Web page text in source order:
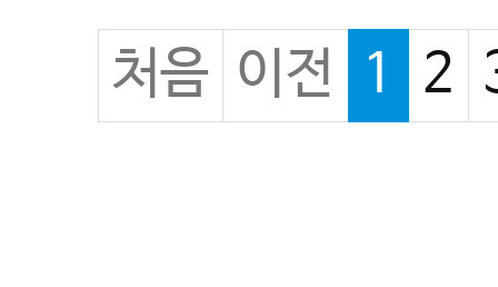
권
처음 이전 1 2